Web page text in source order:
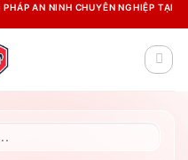
AN NINH CHUYÊN NGHIỆP TẠI